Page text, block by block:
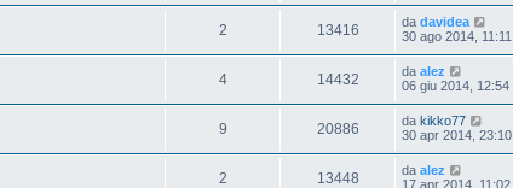
2 13416 da davidea
30 ago 2014, 11:11
4 14432 da alez
06 giu 2014, 12:54
9 20886 da kikko77
30 apr 2014, 23:10
2 13448 da alez
17 apr 2014, 11:02